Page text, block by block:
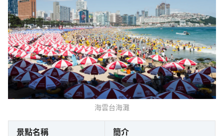
海雲台海灘
景點名稱 簡介